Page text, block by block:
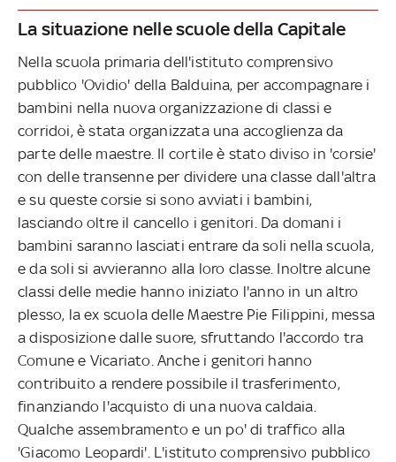
La situazione nelle scuole della Capitale
Nella scuola primaria dell'istituto comprensivo
pubblico 'Ovidio' della Balduina, per accompagnare i
bambini nella nuova organizzazione di classi e
corridoi, è stata organizzata una accoglienza da
parte delle maestre. Il cortile è stato diviso in 'corsie'
con delle transenne per dividere una classe dall'altra
e su queste corsie si sono avviati i bambini,
lasciando oltre il cancello i genitori. Da domani i
bambini saranno lasciati entrare da soli nella scuola,
e da soli si avvieranno alla loro classe. Inoltre alcune
classi delle medie hanno iniziato l'anno in un altro
plesso, la ex scuola delle Maestre Pie Filippini, messa
a disposizione dalle suore, sfruttando l'accordo tra
Comune e Vicariato. Anche i genitori hanno
contribuito a rendere possibile il trasferimento,
finanziando l'acquisto di una nuova caldaia.
Qualche assembramento e un po' di traffico alla
'Giacomo Leopardi'. L'istituto comprensivo pubblico